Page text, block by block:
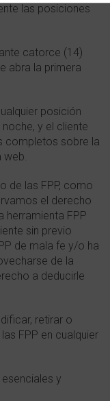
las posiciones
catorce (14)
abra la primera
posición
y el cliente
completos sobre la
web.
de las FPP, como
el derecho
herramienta FPP
sin previo
de mala fe y/o ha
de la
a deducirle
retirar o
FPP en cualquier
y